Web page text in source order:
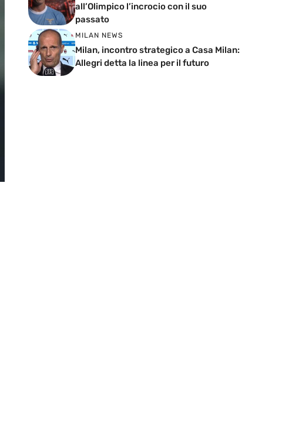
all’Olimpico l’incrocio con il suo
passato
MILAN NEWS
Milan, incontro strategico a Casa Milan:
Allegri detta la linea per il futuro